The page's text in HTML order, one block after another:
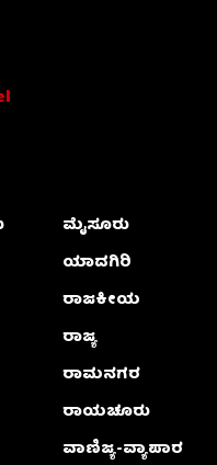
ಮೈಸೂರು
ಯಾದಗಿರಿ
ರಾಜಕೀಯ
ರಾಜ್ಯ
ರಾಮನಗರ
ರಾಯಚೂರು
ವಾಣಿಜ್ಯ-ವ್ಯಾಪಾರ